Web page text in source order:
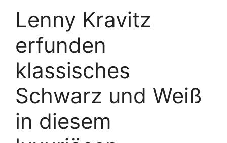
Lenny Kravitz
erfunden
klassisches
Schwarz und Weiß
in diesem